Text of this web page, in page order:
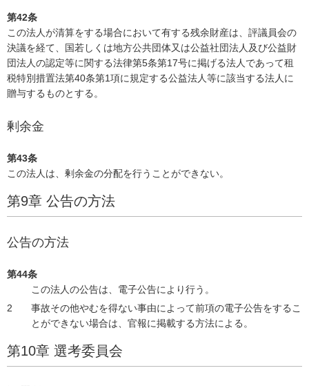
第42条
この法人が清算をする場合において有する残余財産は、評議員会の
決議を経て、国若しくは地方公共団体又は公益社団法人及び公益財
団法人の認定等に関する法律第5条第17号に掲げる法人であって租
税特別措置法第40条第1項に規定する公益法人等に該当する法人に
贈与するものとする。
剰余金
第43条
この法人は、剰余金の分配を行うことができない。
第9章 公告の方法
公告の方法
第44条
この法人の公告は、電子公告により行う。
事故その他やむを得ない事由によって前項の電子公告をするこ
とができない場合は、官報に掲載する方法による。
第10章 選考委員会